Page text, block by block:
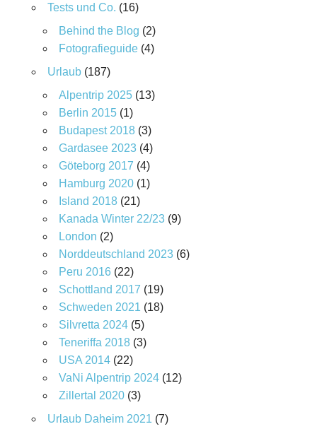
Tests und Co. (16)
Behind the Blog (2)
Fotografieguide(4)
Urlaub(187)
Alpentrip 2025(13)
Berlin 2015(1)
Budapest 2018(3)
Gardasee 2023(4)
Göteborg 2017 (4)
Hamburg 2020(1)
Island 2018(21)
Kanada Winter 22/23(9)
London (2)
Norddeutschland 2023(6)
Peru 2016(22)
Schottland 2017 (19)
Schweden 2021 (18)
Silvretta 2024(5)
Teneriffa 2018(3)
USA 2014(22)
VaNi Alpentrip 2024(12)
Zillertal 2020(3)
Urlaub Daheim 2021 (7)